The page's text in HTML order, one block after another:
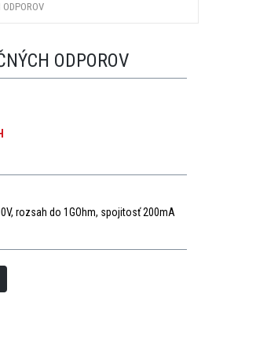
ODPOROV
rozsah do 1GOhm, spojitosť 200mA